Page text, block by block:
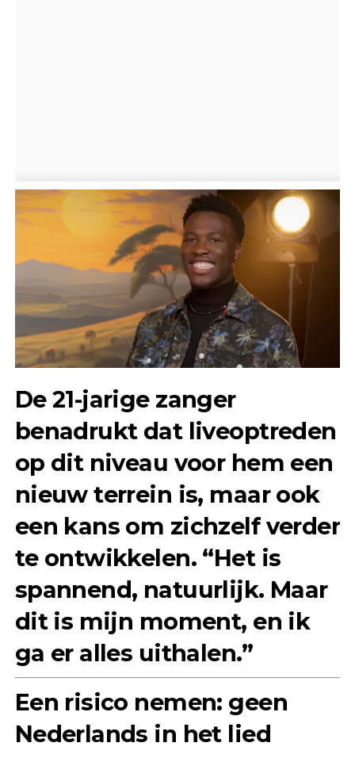
De 21-jarige zanger
benadrukt dat liveoptreden
op dit niveau voor hem een
nieuw terrein is, maar ook
een kans om zichzelf verder
te ontwikkelen. “Het is
spannend, natuurlijk. Maar
dit is mijn moment, en ik
ga er alles uithalen.”
Een risico nemen: geen
Nederlands in het lied